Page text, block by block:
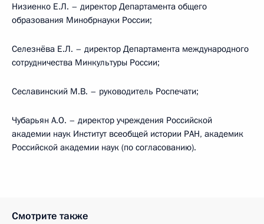
Низиенко Е.Л. – директор Департамента общего
образования Минобрнауки России;
Селезнёва Е.Л. – директор Департамента международного
сотрудничества Минкультуры России;
Сеславинский М.В. – руководитель Роспечати;
Чубарьян А.О. – директор учреждения Российской
академии наук Институт всеобщей истории РАН, академик
Российской академии наук (по согласованию).
Смотрите также